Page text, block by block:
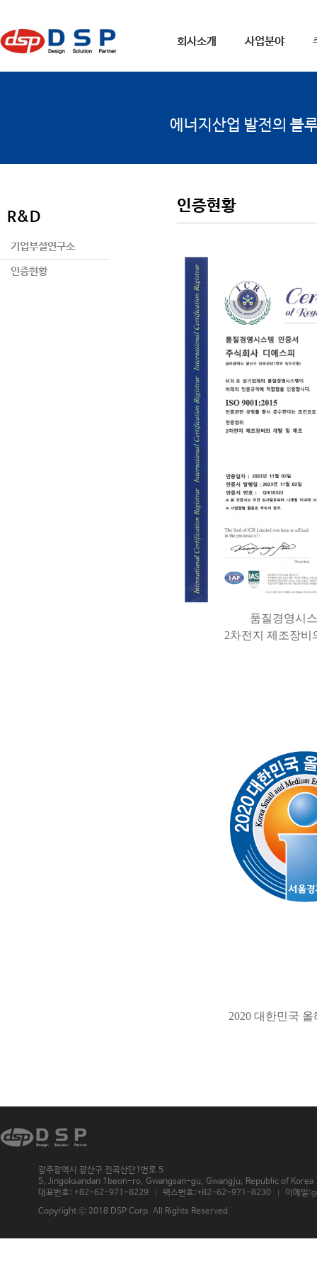
회사소개 사업분야
에너지산업 발전의 블
R&D
기업부설연구소
인증현황
인증현황
품질경영시
2차전지 제조장비
2020 대한민국
광주광역시 광산구 진곡산단1번로 5
5, Jingoksandan 1beon-ro, Gwangsan-gu, Gwangju, Republic of Korea
대표번호: +82-62-971-8229
팩스번호:+82-62-971-8230
이메일
Copyright ⓒ 2018 DSP Corp. All Rights Reserved